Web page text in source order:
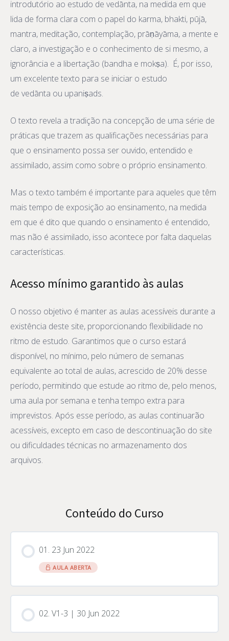
introdutório ao estudo de vedānta, na medida em que
lida de forma clara com o papel do karma, bhakti, pūjā,
mantra, meditação, contemplação, prāṇāyāma, a mente e
claro, a investigação e o conhecimento de si mesmo, a
ignorância e a libertação (bandha e mokṣa). É, por isso,
um excelente texto para se iniciar o estudo
de vedānta ou upaniṣads.
O texto revela a tradição na concepção de uma série de
práticas que trazem as qualificações necessárias para
que o ensinamento possa ser ouvido, entendido e
assimilado, assim como sobre o próprio ensinamento.
Mas o texto também é importante para aqueles que têm
mais tempo de exposição ao ensinamento, na medida
em que é dito que quando o ensinamento é entendido,
mas não é assimilado, isso acontece por falta daquelas
características.
Acesso mínimo garantido às aulas
O nosso objetivo é manter as aulas acessíveis durante a
existência deste site, proporcionando flexibilidade no
ritmo de estudo. Garantimos que o curso estará
disponível, no mínimo, pelo número de semanas
equivalente ao total de aulas, acrescido de 20% desse
período, permitindo que estude ao ritmo de, pelo menos,
uma aula por semana e tenha tempo extra para
imprevistos. Após esse período, as aulas continuarão
acessíveis, excepto em caso de descontinuação do site
ou dificuldades técnicas no armazenamento dos
arquivos.
Conteúdo do Curso
01. 23 Jun 2022
AULA ABERTA
02. V1-3 | 30 Jun 2022